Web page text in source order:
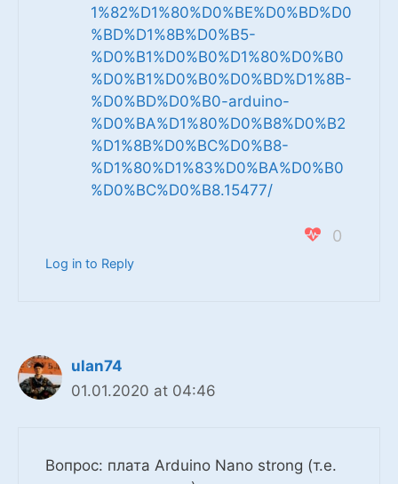
1%82%D1%80%D0%BE%D0%BD%D0
%BD%D1%8B%D0%B5-
%D0%B1%D0%B0%D1%80%D0%B0
%D0%B1%D0%B0%D0%BD%D1%8B-
%D0%BD%D0%B0-arduino-
%D0%BA%D1%80%D0%B8%D0%B2
%D1%8B%D0%BC%D0%B8-
%D1%80%D1%83%D0%BA%D0%B0
%D0%BC%D0%B8.15477/
0
Log in to Reply
ulan74
01.01.2020 at 04:46
Вопрос: плата Arduino Nano strong (т.е.